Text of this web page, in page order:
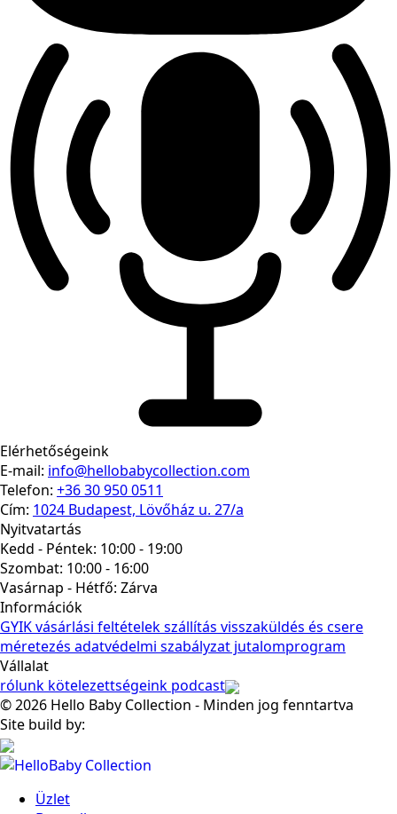
Elérhetőségeink
E-mail: info@hellobabycollection.com
Telefon: +36 30 950 0511
Cím: 1024 Budapest, Lövőház u. 27/a
Nyitvatartás
Kedd - Péntek: 10:00 - 19:00
Szombat: 10:00 - 16:00
Vasárnap - Hétfő: Zárva
Információk
GYIKvásárlási feltételekszállítás visszaküldés és csere
méretezés adatvédelmi szabályzat jutalomprogram
Vállalat
rólunk kötelezettségeink podcast
© 2026 Hello Baby Collection - Minden jog fenntartva
Site build by:
Üzlet